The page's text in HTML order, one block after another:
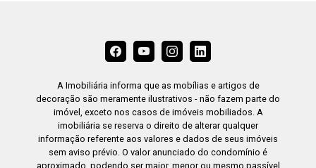
A Imobiliária informa que as mobílias e artigos de
decoração são meramente ilustrativos - não fazem parte do
imóvel, exceto nos casos de imóveis mobiliados. A
imobiliária se reserva o direito de alterar qualquer
informação referente aos valores e dados de seus imóveis
sem aviso prévio. O valor anunciado do condomínio é
aproximado, podendo ser maior, menor ou mesmo passível